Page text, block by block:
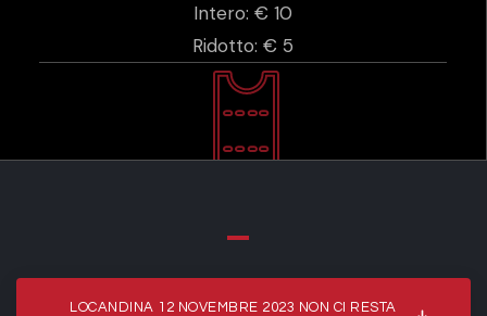
Intero: € 10
Ridotto: € 5
LOCANDINA 12 NOVEMBRE 2023 NON CI RESTA